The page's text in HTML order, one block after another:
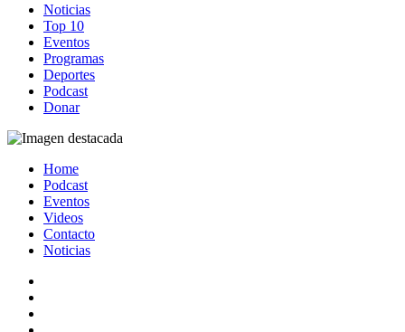
Noticias
Top 10
Eventos
Programas
Deportes
Podcast
Donar
Home
Podcast
Eventos
Videos
Contacto
Noticias